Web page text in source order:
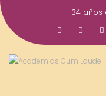
Saltar
al
contenido
34 años
May
2025
Gestor